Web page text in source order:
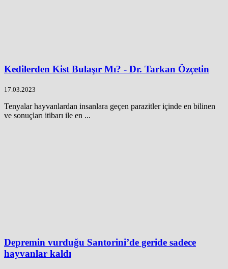
Kedilerden Kist Bulaşır Mı? - Dr. Tarkan Özçetin
17.03.2023
Tenyalar hayvanlardan insanlara geçen parazitler içinde en bilinen
ve sonuçları itibarı ile en ...
Depremin vurduğu Santorini’de geride sadece
hayvanlar kaldı